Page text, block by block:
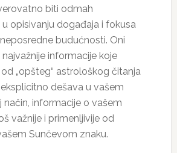
biti odmah
opisivanju događaja i fokusa
budućnosti. Oni
informacije koje
„opšteg“ astrološkog čitanja
dešava u vašem
način, informacije o vašem
važnije i primenljivije od
Sunčevom znaku.